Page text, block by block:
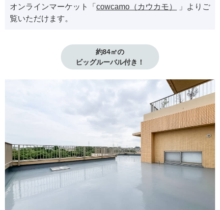
オンラインマーケット「 cowcamo（カウカモ）
」よりご
覧いただけます。
約84㎡の
ビッグルーバル付き！